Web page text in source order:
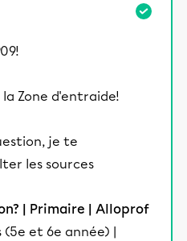
Zone d'entraide!
je te
les sources
| Primaire | Alloprof